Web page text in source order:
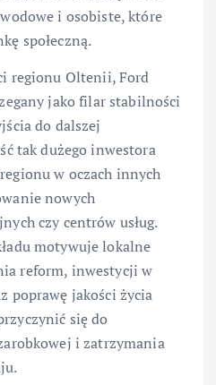
i osobiste, które
społeczną.
regionu Oltenii, Ford
jako filar stabilności
do dalszej
tak dużego inwestora
w oczach innych
nowych
czy centrów usług.
motywuje lokalne
reform, inwestycji w
poprawę jakości życia
się do
i zatrzymania